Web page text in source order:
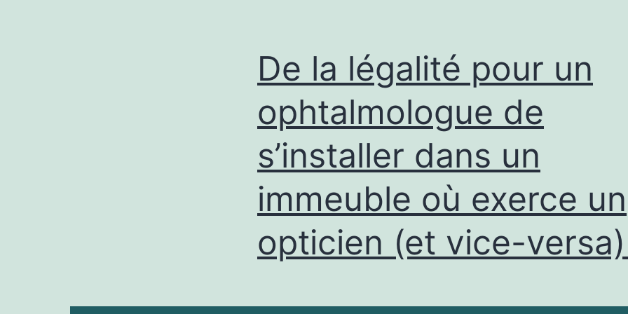
De la légalité pour un
ophtalmologue de
s’installer dans un
immeuble où exerce un
opticien (et vice-